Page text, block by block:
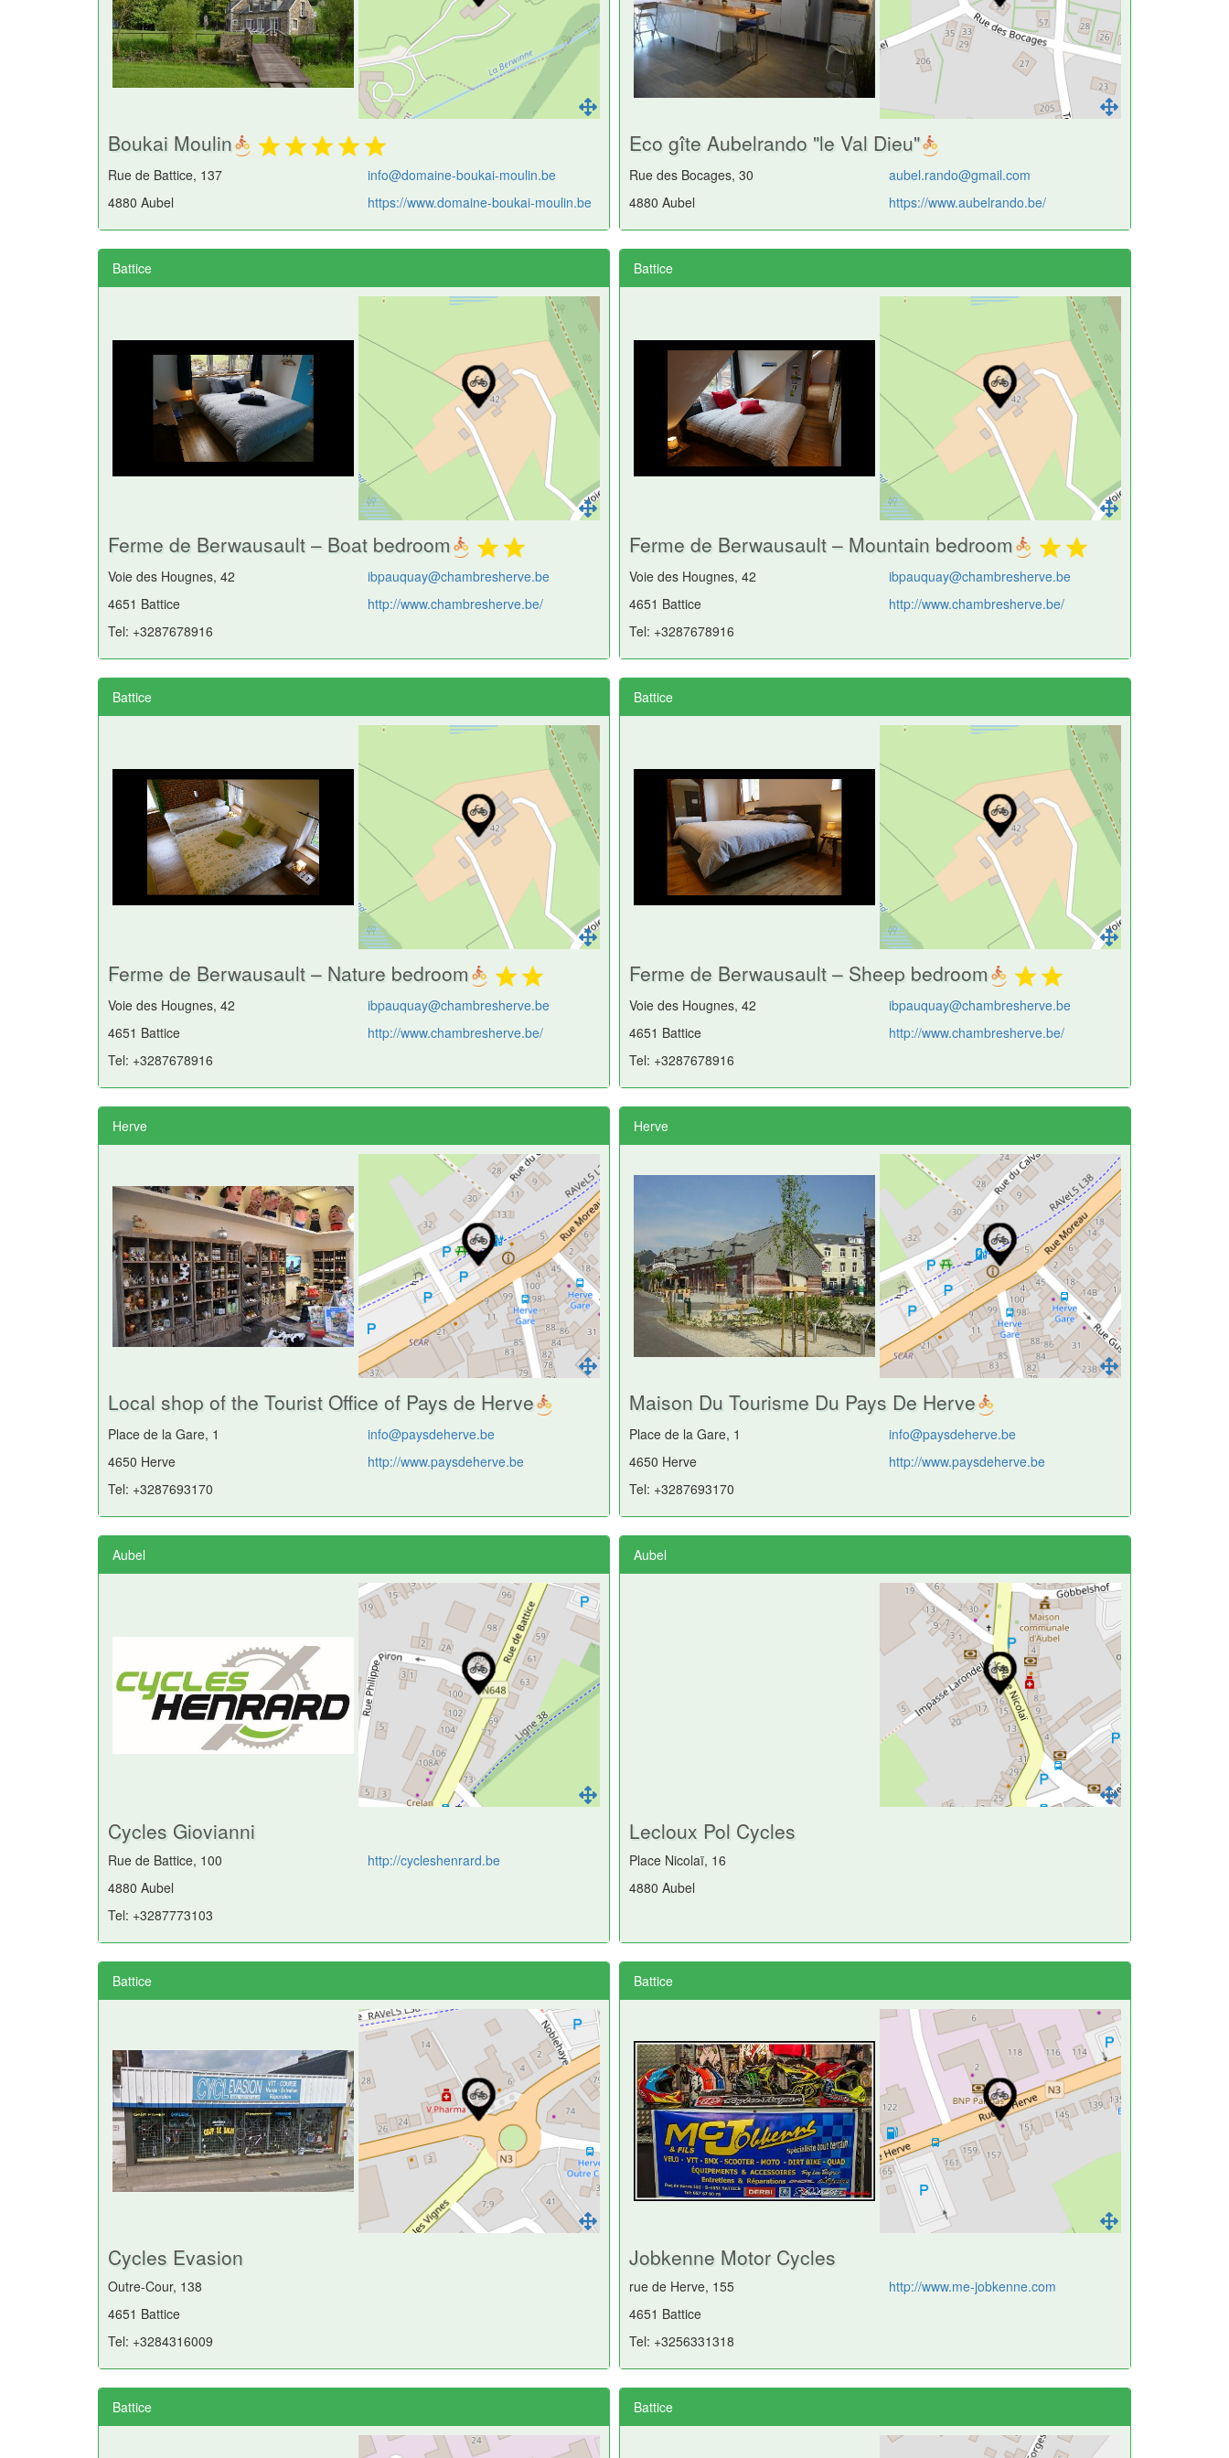
Boukai Moulin
Rue de Battice, 137
4880 Aubel
info@domaine-boukai-moulin.be
https://www.domaine-boukai-moulin.be
Eco gîte Aubelrando "le Val Dieu"
Rue des Bocages, 30
4880 Aubel
aubel.rando@gmail.com
https://www.aubelrando.be/
Battice
Ferme de Berwausault – Boat bedroom
Voie des Hougnes, 42
4651 Battice
Tel: +3287678916
ibpauquay@chambresherve.be
http://www.chambresherve.be/
Battice
Ferme de Berwausault – Mountain bedroom
Voie des Hougnes, 42
4651 Battice
Tel: +3287678916
ibpauquay@chambresherve.be
http://www.chambresherve.be/
Battice
Ferme de Berwausault – Nature bedroom
Voie des Hougnes, 42
4651 Battice
Tel: +3287678916
ibpauquay@chambresherve.be
http://www.chambresherve.be/
Battice
Ferme de Berwausault – Sheep bedroom
Voie des Hougnes, 42
4651 Battice
Tel: +3287678916
ibpauquay@chambresherve.be
http://www.chambresherve.be/
Herve
Local shop of the Tourist Office of Pays de Herve
Place de la Gare, 1
4650 Herve
Tel: +3287693170
info@paysdeherve.be
http://www.paysdeherve.be
Herve
Maison Du Tourisme Du Pays De Herve
Place de la Gare, 1
4650 Herve
Tel: +3287693170
info@paysdeherve.be
http://www.paysdeherve.be
Aubel
Cycles Giovianni
Rue de Battice, 100
4880 Aubel
Tel: +3287773103
http://cycleshenrard.be
Aubel
Lecloux Pol Cycles
Place Nicolaï, 16
4880 Aubel
Battice
Cycles Evasion
Outre-Cour, 138
4651 Battice
Tel: +3284316009
Battice
Jobkenne Motor Cycles
rue de Herve, 155
4651 Battice
Tel: +3256331318
http://www.me-jobkenne.com
Battice Battice